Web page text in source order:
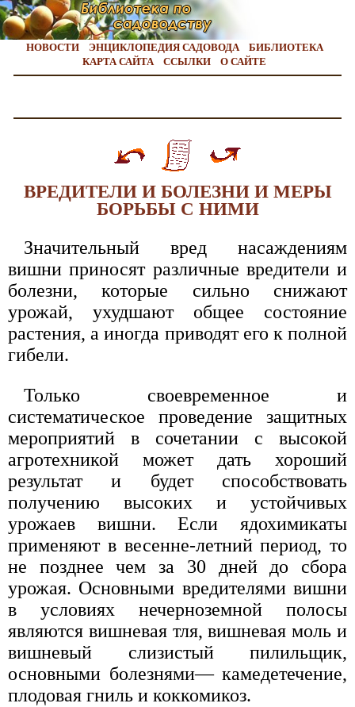
НОВОСТИ ЭНЦИКЛОПЕДИЯ САДОВОДА
БИБЛИОТЕКА
КАРТА САЙТА
ССЫЛКИ О САЙТЕ
ВРЕДИТЕЛИ И БОЛЕЗНИ И МЕРЫ
БОРЬБЫ С НИМИ
Значительный вред насаждениям
вишни приносят различные вредители и
болезни, которые сильно снижают
урожай, ухудшают общее состояние
растения, а иногда приводят его к полной
гибели.
Только своевременное и
систематическое проведение защитных
мероприятий в сочетании с высокой
агротехникой может дать хороший
результат и будет способствовать
получению высоких и устойчивых
урожаев вишни. Если ядохимикаты
применяют в весенне-летний период, то
не позднее чем за 30 дней до сбора
урожая. Основными вредителями вишни
в условиях нечерноземной полосы
являются вишневая тля, вишневая моль и
вишневый слизистый пилильщик,
основными болезнями— камедетечение,
плодовая гниль и коккомикоз.